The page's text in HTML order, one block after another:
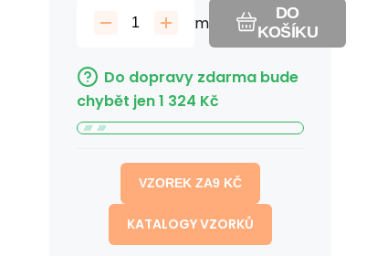
m
DO
KOŠÍKU
Do dopravy zdarma bude
chybět jen1 324 Kč
VZOREK ZA9 KČ
KATALOGY VZORKŮ